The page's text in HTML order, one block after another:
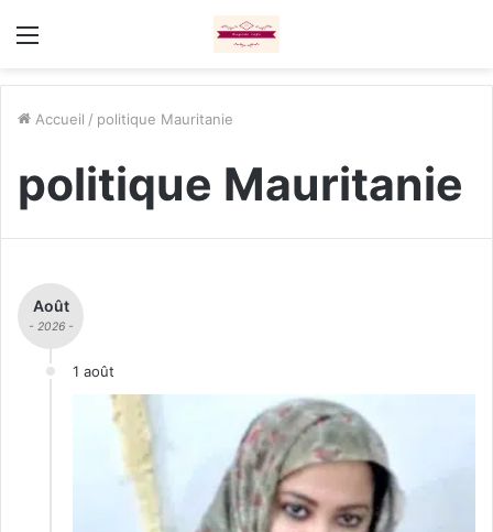
Menu
Accueil / politique Mauritanie
politique Mauritanie
Août
- 2026 -
1 août